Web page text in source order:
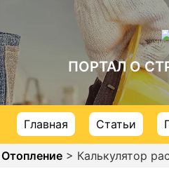
ПОРТАЛ О
Главная Статьи
Отопление > Калькулятор